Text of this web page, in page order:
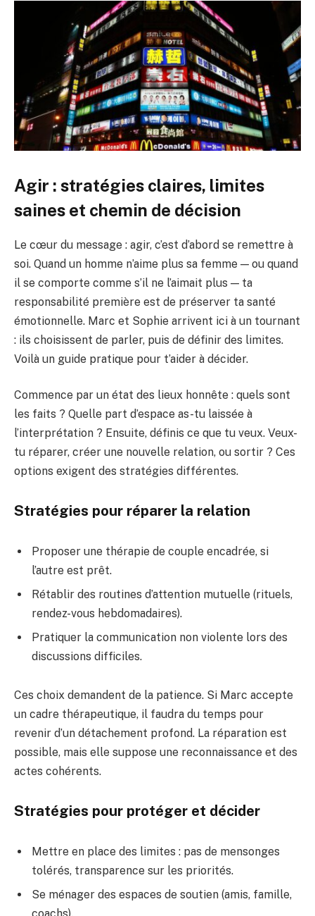
Agir : stratégies claires, limites
saines et chemin de décision
Le cœur du message : agir, c’est d’abord se remettre à
soi. Quand un homme n’aime plus sa femme — ou quand
il se comporte comme s’il ne l’aimait plus — ta
responsabilité première est de préserver ta santé
émotionnelle. Marc et Sophie arrivent ici à un tournant
: ils choisissent de parler, puis de définir des limites.
Voilà un guide pratique pour t’aider à décider.
Commence par un état des lieux honnête : quels sont
les faits ? Quelle part d’espace as-tu laissée à
l’interprétation ? Ensuite, définis ce que tu veux. Veux-
tu réparer, créer une nouvelle relation, ou sortir ? Ces
options exigent des stratégies différentes.
Stratégies pour réparer la relation
Proposer une thérapie de couple encadrée, si
l’autre est prêt.
Rétablir des routines d’attention mutuelle (rituels,
rendez-vous hebdomadaires).
Pratiquer la communication non violente lors des
discussions difficiles.
Ces choix demandent de la patience. Si Marc accepte
un cadre thérapeutique, il faudra du temps pour
revenir d’un détachement profond. La réparation est
possible, mais elle suppose une reconnaissance et des
actes cohérents.
Stratégies pour protéger et décider
Mettre en place des limites : pas de mensonges
tolérés, transparence sur les priorités.
Se ménager des espaces de soutien (amis, famille,
coachs).